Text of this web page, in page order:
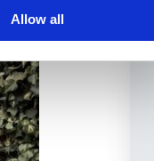
Allow all